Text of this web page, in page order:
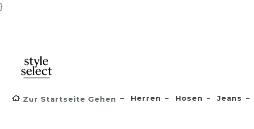
}
Zur Startseite Gehen Herren Hosen Jeans